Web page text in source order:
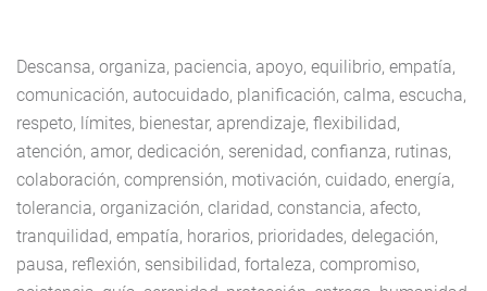
Descansa, organiza, paciencia, apoyo, equilibrio, empatía,
comunicación, autocuidado, planificación, calma, escucha,
respeto, límites, bienestar, aprendizaje, flexibilidad,
atención, amor, dedicación, serenidad, confianza, rutinas,
colaboración, comprensión, motivación, cuidado, energía,
tolerancia, organización, claridad, constancia, afecto,
tranquilidad, empatía, horarios, prioridades, delegación,
pausa, reflexión, sensibilidad, fortaleza, compromiso,